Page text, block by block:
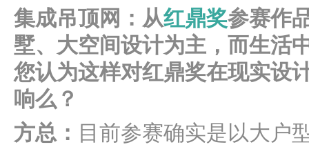
集成吊顶网：从红鼎奖参赛作
墅、大空间设计为主，而生活
您认为这样对红鼎奖在现实设
响么？
方总： 目前参赛确实是以大户